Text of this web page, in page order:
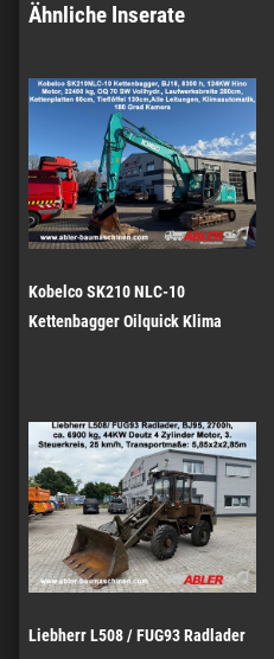
Ähnliche Inserate
Kobelco SK210 NLC-10
Kettenbagger Oilquick Klima
Liebherr L508 / FUG93 Radlader